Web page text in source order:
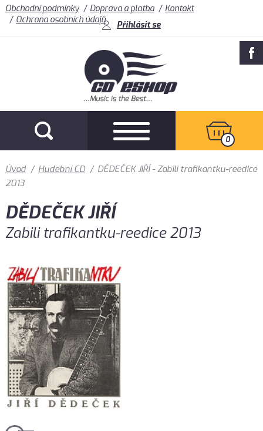
Obchodní podmínky Doprava a platba
Kontakt
Ochrana osobních údajů
Přihlásit se
0
Úvod / Hudební CD / DĚDEČEK JIŘÍ - Zabili trafikantku-reedice
2013
DĚDEČEK JIŘÍ
Zabili trafikantku-reedice 2013